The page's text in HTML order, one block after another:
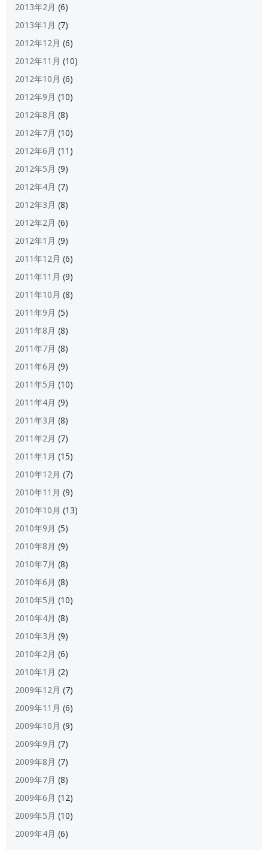
2013年2月 (6)
2013年1月 (7)
2012年12月 (6)
2012年11月 (10)
2012年10月 (6)
2012年9月 (10)
2012年8月 (8)
2012年7月 (10)
2012年6月 (11)
2012年5月 (9)
2012年4月 (7)
2012年3月 (8)
2012年2月 (6)
2012年1月 (9)
2011年12月 (6)
2011年11月 (9)
2011年10月 (8)
2011年9月 (5)
2011年8月 (8)
2011年7月 (8)
2011年6月 (9)
2011年5月 (10)
2011年4月 (9)
2011年3月 (8)
2011年2月 (7)
2011年1月 (15)
2010年12月 (7)
2010年11月 (9)
2010年10月 (13)
2010年9月 (5)
2010年8月 (9)
2010年7月 (8)
2010年6月 (8)
2010年5月 (10)
2010年4月 (8)
2010年3月 (9)
2010年2月 (6)
2010年1月 (2)
2009年12月 (7)
2009年11月 (6)
2009年10月 (9)
2009年9月 (7)
2009年8月 (7)
2009年7月 (8)
2009年6月 (12)
2009年5月 (10)
2009年4月 (6)